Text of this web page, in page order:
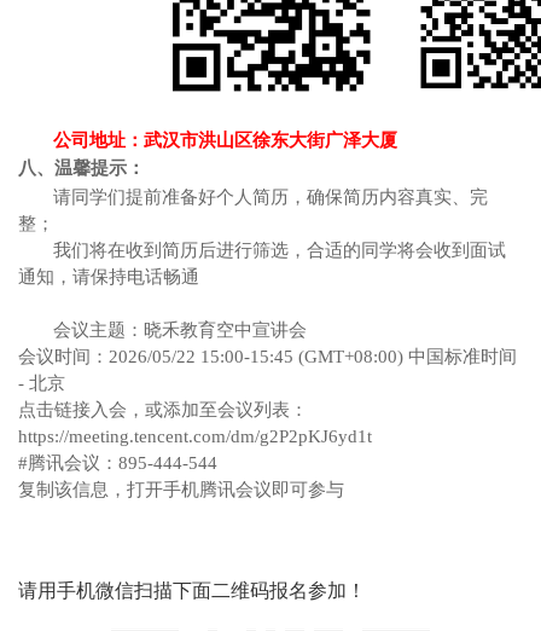
公司地址：武汉市洪山区徐东大街广泽大厦
八、温馨提示：
请同学们提前准备好个人简历，确保简历内容真实、完
整；
我们将在收到简历后进行筛选，合适的同学将会收到面试
通知，请保持电话畅通
会议主题：晓禾教育空中宣讲会
会议时间：2026/05/22 15:00-15:45 (GMT+08:00) 中国标准时间
- 北京
点击链接入会，或添加至会议列表：
https://meeting.tencent.com/dm/g2P2pKJ6yd1t
#腾讯会议：895-444-544
复制该信息，打开手机腾讯会议即可参与
请用手机微信扫描下面二维码报名参加！